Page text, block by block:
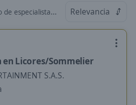
en Antioquia Relevancia
en Licores/Sommelier
S.A.S.